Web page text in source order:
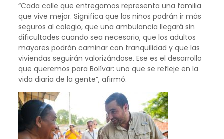
“Cada calle que entregamos representa una familia
que vive mejor. Significa que los niños podrán ir más
seguros al colegio, que una ambulancia llegará sin
dificultades cuando sea necesario, que los adultos
mayores podrán caminar con tranquilidad y que las
viviendas seguirán valorizándose. Ese es el desarrollo
que queremos para Bolívar: uno que se refleje en la
vida diaria de la gente”, afirmó.